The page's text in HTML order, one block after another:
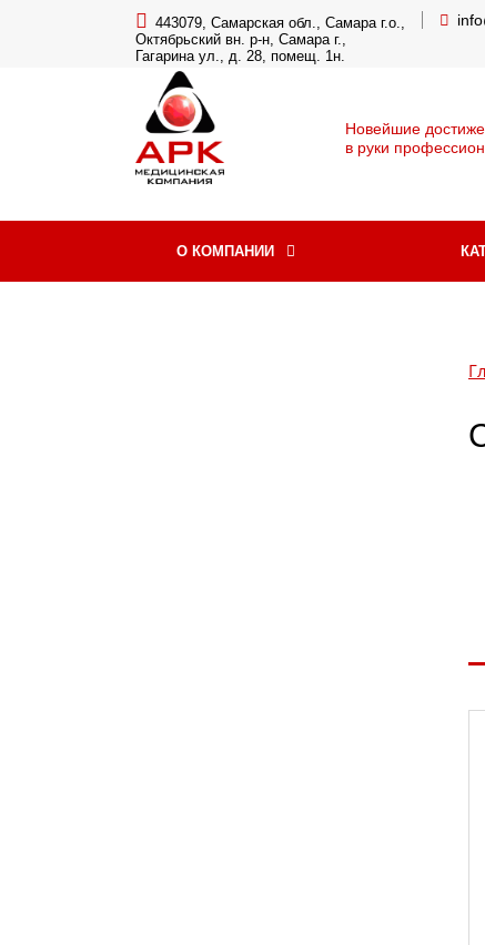
443079, Самарская обл., Самара г.о.,
Октябрьский вн. р-н, Самара г.,
Гагарина ул., д. 28, помещ. 1н.
Новейшие
в руки
О КОМПАНИИ